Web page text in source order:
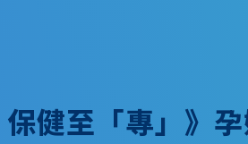
保健至「專」》